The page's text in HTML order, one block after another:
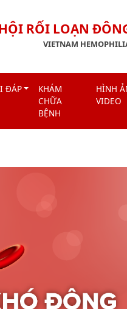
RỐI LOẠN
VIETNAM
ĐÁP
KHÁM
CHỮA
BỆNH
HÌNH
VIDEO